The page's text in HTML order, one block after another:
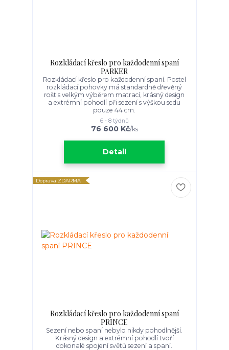
Rozkládací křeslo pro každodenní spaní
PARKER
Rozkládací křeslo pro každodenní spaní. Postel
rozkládací pohovky má standardně dřevěný
rošt s velkým výběrem matrací, krásný design
a extrémní pohodlí při sezení s výškou sedu
pouze 44 cm.
76 600 Kč/ks
6 - 8 týdnů
Detail
Doprava ZDARMA
Rozkládací křeslo pro každodenní spaní
PRINCE
Sezení nebo spaní nebylo nikdy pohodlnější.
Krásný design a extrémní pohodlí tvoří
dokonalé spojení světů sezení a spaní.